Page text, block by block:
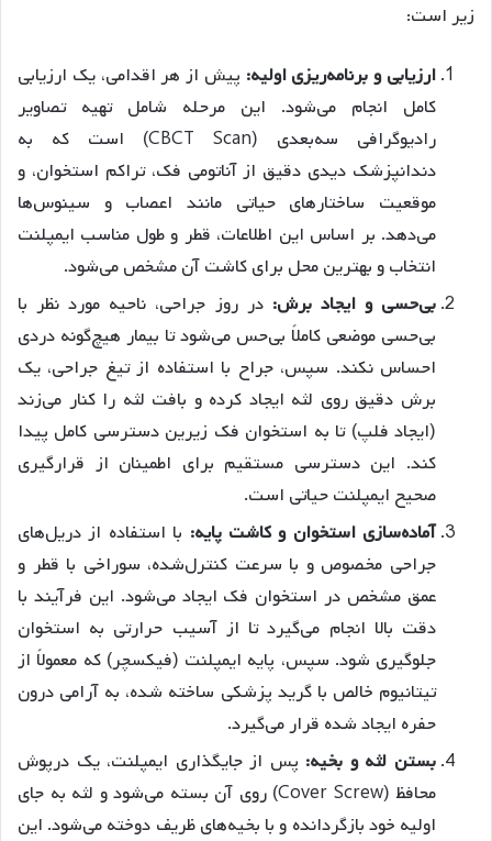
زیر است:
ارزیابی و برنامه‌ریزی اولیه: پیش از هر اقدامی، یک ارزیابی
کامل انجام می‌شود. این مرحله شامل تهیه تصاویر
رادیوگرافی سه‌بعدی (CBCT Scan) است که به
دندانپزشک دیدی دقیق از آناتومی فک، تراکم استخوان، و
موقعیت ساختارهای حیاتی مانند اعصاب و سینوس‌ها
می‌دهد. بر اساس این اطلاعات، قطر و طول مناسب ایمپلنت
انتخاب و بهترین محل برای کاشت آن مشخص می‌شود.
بی‌حسی و ایجاد برش: در روز جراحی، ناحیه مورد نظر با
بی‌حسی موضعی کاملاً بی‌حس می‌شود تا بیمار هیچ‌گونه دردی
احساس نکند. سپس، جراح با استفاده از تیغ جراحی، یک
برش دقیق روی لثه ایجاد کرده و بافت لثه را کنار می‌زند
(ایجاد فلپ) تا به استخوان فک زیرین دسترسی کامل پیدا
کند. این دسترسی مستقیم برای اطمینان از قرارگیری
صحیح ایمپلنت حیاتی است.
آماده‌سازی استخوان و کاشت پایه: با استفاده از دریل‌های
جراحی مخصوص و با سرعت کنترل‌شده، سوراخی با قطر و
عمق مشخص در استخوان فک ایجاد می‌شود. این فرآیند با
دقت بالا انجام می‌گیرد تا از آسیب حرارتی به استخوان
جلوگیری شود. سپس، پایه ایمپلنت (فیکسچر) که معمولاً از
تیتانیوم خالص با گرید پزشکی ساخته شده، به آرامی درون
حفره ایجاد شده قرار می‌گیرد.
بستن لثه و بخیه: پس از جایگذاری ایمپلنت، یک درپوش
محافظ (Cover Screw) روی آن بسته می‌شود و لثه به جای
اولیه خود بازگردانده و با بخیه‌های ظریف دوخته می‌شود. این